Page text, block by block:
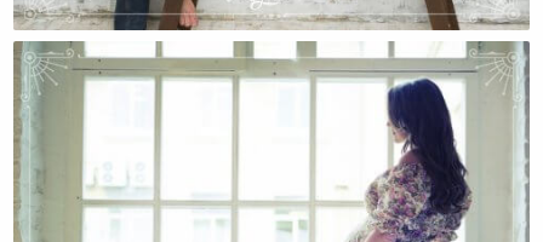
Дети И Гаджеты. Быть Или Не Быть